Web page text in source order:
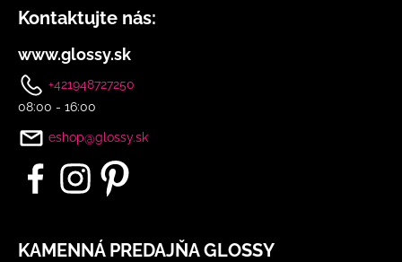
Kontaktujte nás:
www.glossy.sk
+421948727250
08:00 - 16:00
eshop@glossy.sk
KAMENNÁ PREDAJŇA GLOSSY